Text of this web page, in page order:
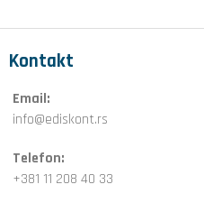
Kontakt
Email:
info@ediskont.rs
Telefon:
+381 11 208 40 33